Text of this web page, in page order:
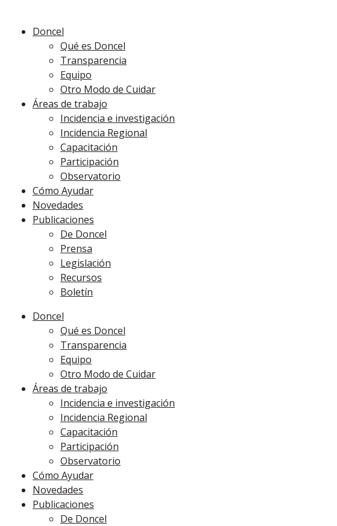
Doncel
Qué es Doncel
Transparencia
Equipo
Otro Modo de Cuidar
Áreas de trabajo
Incidencia e investigación
Incidencia Regional
Capacitación
Participación
Observatorio
Cómo Ayudar
Novedades
Publicaciones
De Doncel
Prensa
Legislación
Recursos
Boletín
Doncel
Qué es Doncel
Transparencia
Equipo
Otro Modo de Cuidar
Áreas de trabajo
Incidencia e investigación
Incidencia Regional
Capacitación
Participación
Observatorio
Cómo Ayudar
Novedades
Publicaciones
De Doncel